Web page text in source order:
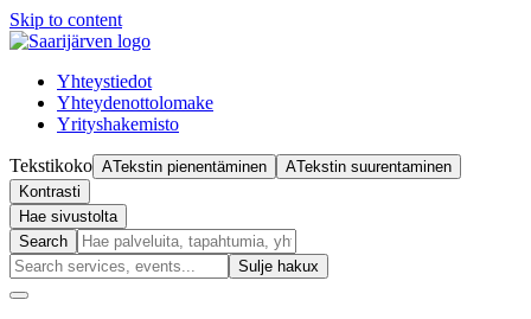
Skip to content
Yhteystiedot
Yhteydenottolomake
Yrityshakemisto
Tekstikoko ATekstin pienentäminen ATekstin suurentaminen
Kontrasti
Hae sivustolta
Search
Sulje hakux